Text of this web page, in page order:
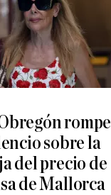
rompe
sobre la
del precio de
de Mallorca